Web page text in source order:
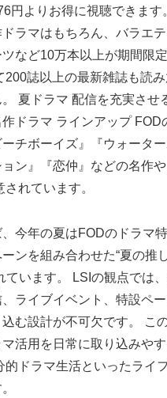
円よりお得に視聴できます
ラマはもちろん、バラエ
など10万本以上が期間限
200誌以上の最新雑誌も読
夏ドラマ 配信を充実させ
ドラマ ラインアップ FOD
チボーイズ』『ウォーター
ョン』『恋仲』などの名作
れています。
今年の夏はFODのドラマ
ンを組み合わせた“夏の推
ています。 LSIの観点では
ライブイベント、特設ペ
む設計が不可欠です。 こ
活用を日常に取り込みや
的ドラマ生活といったライ